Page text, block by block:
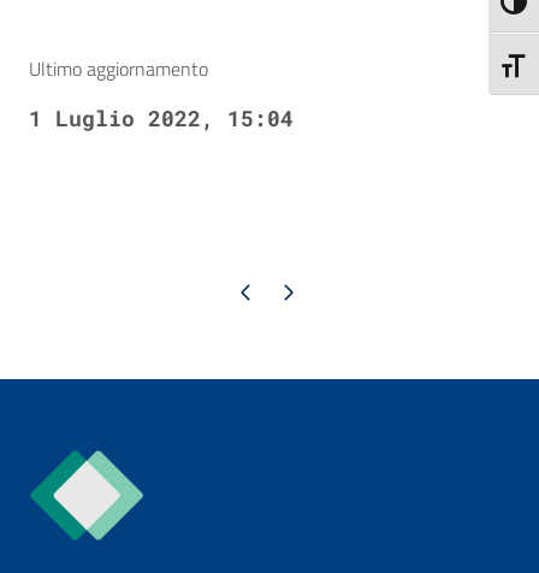
Ultimo aggiornamento
1 Luglio 2022, 15:04
Pagina precedente
Pagina successiva